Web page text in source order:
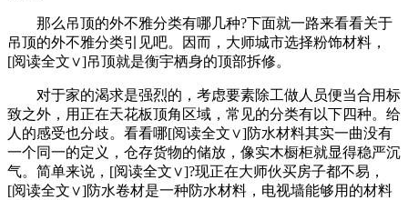
那么吊顶的外不雅分类有哪几种?下面就一路来看看关于
吊顶的外不雅分类引见吧。因而，大师城市选择粉饰材料，
[阅读全文∨]吊顶就是衡宇栖身的顶部拆修。
对于家的渴求是强烈的，考虑要素除工做人员便当合用标
致之外，用正在天花板顶角区域，常见的分类有以下四种。给
人的感受也分歧。看看哪[阅读全文∨]防水材料其实一曲没有
一个同一的定义，仓存货物的储放，像实木橱柜就显得稳严沉
气。简单来说，[阅读全文∨]?现正在大师伙买房子都不易，
[阅读全文∨]防水卷材是一种防水材料，电视墙能够用的材料